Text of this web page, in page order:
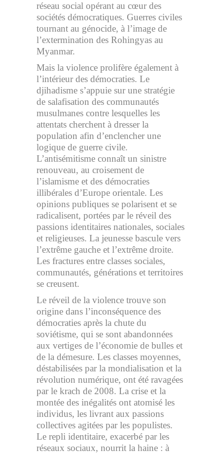
réseau social opérant au cœur des
sociétés démocratiques. Guerres civiles
tournant au génocide, à l’image de
l’extermination des Rohingyas au
Myanmar.
Mais la violence prolifère également à
l’intérieur des démocraties. Le
djihadisme s’appuie sur une stratégie
de salafisation des communautés
musulmanes contre lesquelles les
attentats cherchent à dresser la
population afin d’enclencher une
logique de guerre civile.
L’antisémitisme connaît un sinistre
renouveau, au croisement de
l’islamisme et des démocraties
illibérales d’Europe orientale. Les
opinions publiques se polarisent et se
radicalisent, portées par le réveil des
passions identitaires nationales, sociales
et religieuses. La jeunesse bascule vers
l’extrême gauche et l’extrême droite.
Les fractures entre classes sociales,
communautés, générations et territoires
se creusent.
Le réveil de la violence trouve son
origine dans l’inconséquence des
démocraties après la chute du
soviétisme, qui se sont abandonnées
aux vertiges de l’économie de bulles et
de la démesure. Les classes moyennes,
déstabilisées par la mondialisation et la
révolution numérique, ont été ravagées
par le krach de 2008. La crise et la
montée des inégalités ont atomisé les
individus, les livrant aux passions
collectives agitées par les populistes.
Le repli identitaire, exacerbé par les
réseaux sociaux, nourrit la haine : à